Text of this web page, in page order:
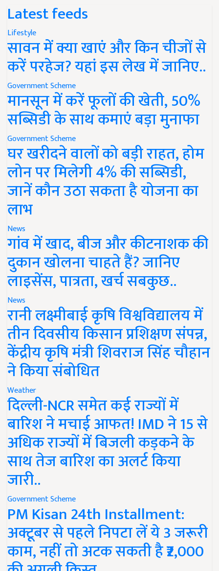
Latest feeds
Lifestyle
सावन में क्या खाएं और किन चीजों से
करें परहेज? यहां इस लेख में जानिए..
Government Scheme
मानसून में करें फूलों की खेती, 50%
सब्सिडी के साथ कमाएं बड़ा मुनाफा
Government Scheme
घर खरीदने वालों को बड़ी राहत, होम
लोन पर मिलेगी 4% की सब्सिडी,
जानें कौन उठा सकता है योजना का
लाभ
News
गांव में खाद, बीज और कीटनाशक की
दुकान खोलना चाहते हैं? जानिए
लाइसेंस, पात्रता, खर्च सबकुछ..
News
रानी लक्ष्मीबाई कृषि विश्वविद्यालय में
तीन दिवसीय किसान प्रशिक्षण संपन्न,
केंद्रीय कृषि मंत्री शिवराज सिंह चौहान
ने किया संबोधित
Weather
दिल्ली-NCR समेत कई राज्यों में
बारिश ने मचाई आफत! IMD ने 15 से
अधिक राज्यों में बिजली कड़कने के
साथ तेज बारिश का अलर्ट किया
जारी..
Government Scheme
PM Kisan 24th Installment:
अक्टूबर से पहले निपटा लें ये 3 जरूरी
काम, नहीं तो अटक सकती है ₹2,000